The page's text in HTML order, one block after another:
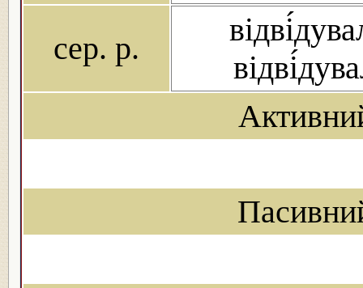
сер. р.